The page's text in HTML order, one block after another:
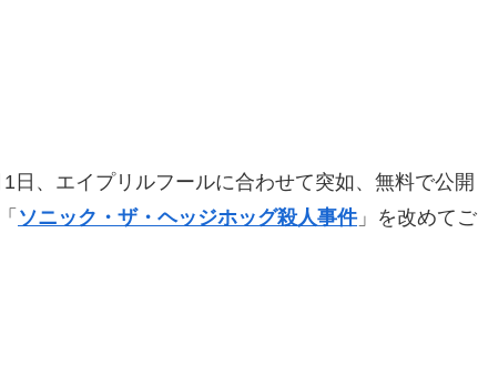
日、エイプリルフールに合わせて突如、無料で公開
ソニック・ザ・ヘッジホッグ殺人事件」を改めてご